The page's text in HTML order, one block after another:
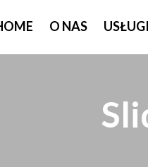
O NAS USŁUGI